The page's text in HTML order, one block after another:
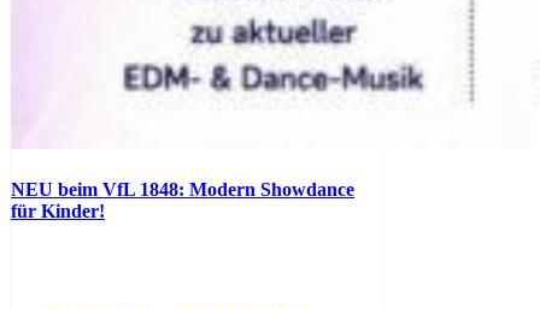
NEU beim VfL 1848: Modern Showdance
für Kinder!